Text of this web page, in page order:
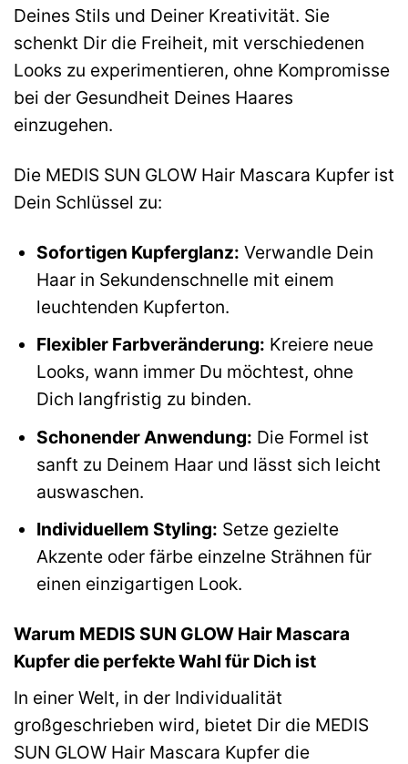
Deines Stils und Deiner Kreativität. Sie
schenkt Dir die Freiheit, mit verschiedenen
Looks zu experimentieren, ohne Kompromisse
bei der Gesundheit Deines Haares
einzugehen.
Die MEDIS SUN GLOW Hair Mascara Kupfer ist
Dein Schlüssel zu:
Sofortigen Kupferglanz: Verwandle Dein
Haar in Sekundenschnelle mit einem
leuchtenden Kupferton.
Flexibler Farbveränderung: Kreiere neue
Looks, wann immer Du möchtest, ohne
Dich langfristig zu binden.
Schonender Anwendung: Die Formel ist
sanft zu Deinem Haar und lässt sich leicht
auswaschen.
Individuellem Styling: Setze gezielte
Akzente oder färbe einzelne Strähnen für
einen einzigartigen Look.
Warum MEDIS SUN GLOW Hair Mascara
Kupfer die perfekte Wahl für Dich ist
In einer Welt, in der Individualität
großgeschrieben wird, bietet Dir die MEDIS
SUN GLOW Hair Mascara Kupfer die